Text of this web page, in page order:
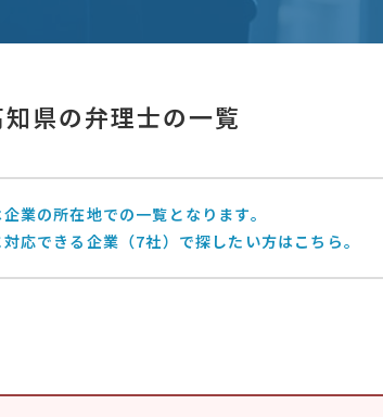
県の弁理士の一覧
業の所在地での一覧となります。
応できる企業（7社）で探したい方はこちら。